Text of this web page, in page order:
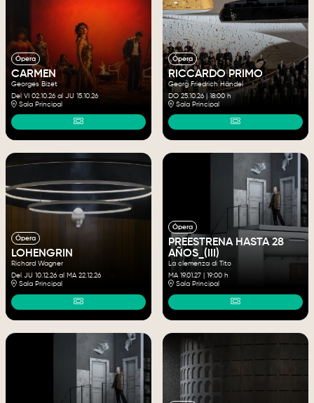
Ópera
CARMEN
Georges Bizet
Del VI 02.10.26al JU 15.10.26
Sala Principal
Ópera
RICCARDO PRIMO
Georg Friedrich Händel
DO 25.10.26|18:00 h
Sala Principal
Ópera
LOHENGRIN
Richard Wagner
Del JU 10.12.26al MA 22.12.26
Sala Principal
Ópera
PREESTRENA HASTA 28
AÑOS_(III)
La clemenza di Tito
MA 19.01.27| 19:00 h
Sala Principal